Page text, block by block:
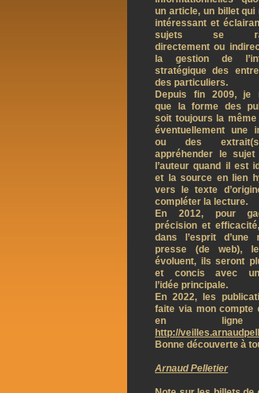
un article, un billet qui
intéressant et
sujets se
directement ou
la gestion de
stratégique des
des particuliers.
Depuis fin 2009, je
que la forme des
soit toujours la
éventuellement une
ou des
appréhender le sujet
l’auteur quand il est
et la source en lien
vers le texte
compléter la lecture.
En 2012, pour
précision et
dans l’esprit d’une
presse (de web),
évoluent, ils seront
et concis avec
l’idée principale.
En 2022, les
faite via mon compte
en
http://
Bonne découverte à
Arnaud Pelletier